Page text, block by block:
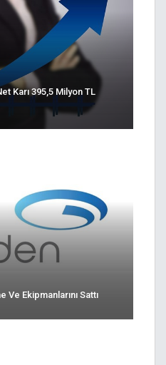
Karı 395,5 Milyon TL
Ekipmanlarını Sattı